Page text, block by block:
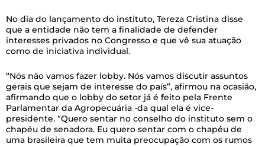
No dia do lançamento do instituto, Tereza Cristina disse
que a entidade não tem a finalidade de defender
interesses privados no Congresso e que vê sua atuação
como de iniciativa individual.
“Nós não vamos fazer lobby. Nós vamos discutir assuntos
gerais que sejam de interesse do país”, afirmou na ocasião,
afirmando que o lobby do setor já é feito pela Frente
Parlamentar da Agropecuária -da qual ela é vice-
presidente. “Quero sentar no conselho do instituto sem o
chapéu de senadora. Eu quero sentar com o chapéu de
uma brasileira que tem muita preocupação com os rumos